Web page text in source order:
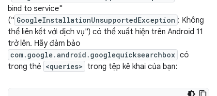
bind to service"
(" GoogleInstallationUnsupportedException : Không
thể liên kết với dịch vụ") có thể xuất hiện trên Android 11
trở lên. Hãy đảm bảo
com.google.android.googlequicksearchbox có
trong thẻ <queries> trong tệp kê khai của bạn: